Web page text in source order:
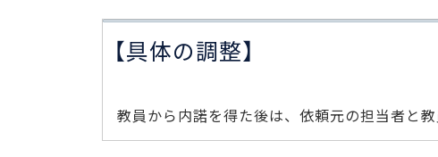
【具体の調整】
教員から内諾を得た後は、依頼元の担当者と